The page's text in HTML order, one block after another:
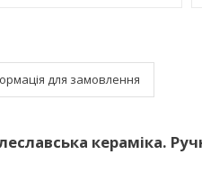
для замовлення
кераміка.